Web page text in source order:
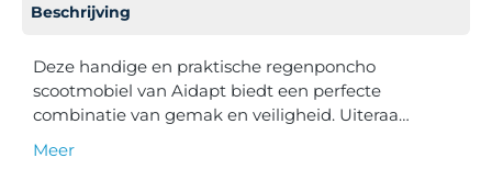
Beschrijving
Deze handige en praktische regenponcho
scootmobiel van Aidapt biedt een perfecte
combinatie van gemak en veiligheid. Uiteraa…
Meer